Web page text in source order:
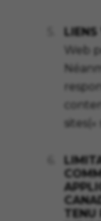
LIENS
Web
sites(«
TENU